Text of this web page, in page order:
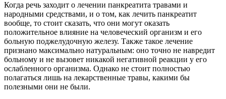
Когда речь заходит о лечении панкреатита травами и
народными средствами, и о том, как лечить панкреатит
вообще, то стоит сказать, что они могут оказать
положительное влияние на человеческий организм и его
больную поджелудочную железу. Также такое лечение
признано максимально натуральным: оно точно не навредит
больному и не вызовет никакой негативной реакции у его
ослабленного организма. Однако не стоит полностью
полагаться лишь на лекарственные травы, какими бы
полезными они не были.